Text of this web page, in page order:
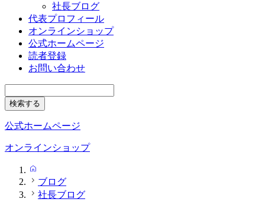
社長ブログ
代表プロフィール
オンラインショップ
公式ホームページ
読者登録
お問い合わせ
公式ホームページ
オンラインショップ
ブログ
社長ブログ